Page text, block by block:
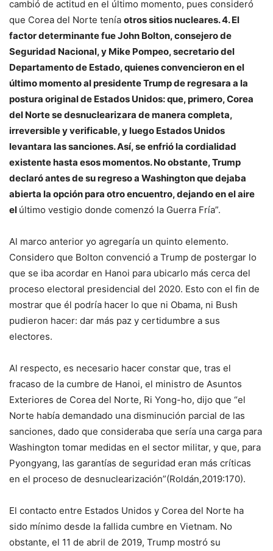
cambió de actitud en el último momento, pues consideró
que Corea del Norte tenía otros sitios nucleares.4. El
factor determinante fue John Bolton, consejero de
Seguridad Nacional, y Mike Pompeo, secretario del
Departamento de Estado, quienes convencieron en el
último momento al presidente Trump de regresara a la
postura original de Estados Unidos: que, primero, Corea
del Norte se desnuclearizara de manera completa,
irreversible y verificable, y luego Estados Unidos
levantara las sanciones. Así, se enfrió la cordialidad
existente hasta esos momentos. No obstante, Trump
declaró antes de su regreso a Washington que dejaba
abierta la opción para otro encuentro, dejando en el aire
el último vestigio donde comenzó la Guerra Fría”.
Al marco anterior yo agregaría un quinto elemento.
Considero que Bolton convenció a Trump de postergar lo
que se iba acordar en Hanoi para ubicarlo más cerca del
proceso electoral presidencial del 2020. Esto con el fin de
mostrar que él podría hacer lo que ni Obama, ni Bush
pudieron hacer: dar más paz y certidumbre a sus
electores.
Al respecto, es necesario hacer constar que, tras el
fracaso de la cumbre de Hanoi, el ministro de Asuntos
Exteriores de Corea del Norte, Ri Yong-ho, dijo que “el
Norte había demandado una disminución parcial de las
sanciones, dado que consideraba que sería una carga para
Washington tomar medidas en el sector militar, y que, para
Pyongyang, las garantías de seguridad eran más críticas
en el proceso de desnuclearización”(Roldán,2019:170).
El contacto entre Estados Unidos y Corea del Norte ha
sido mínimo desde la fallida cumbre en Vietnam. No
obstante, el 11 de abril de 2019, Trump mostró su